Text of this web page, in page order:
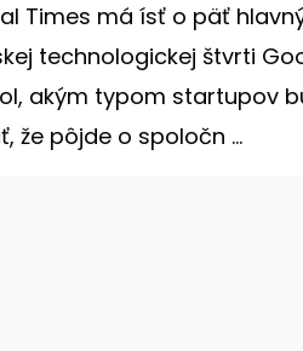
Times má ísť o päť
technologickej štvrti
akým typom startupov
že pôjde o spoločn ...